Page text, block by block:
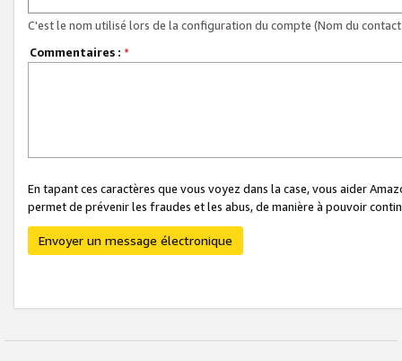
C'est le nom utilisé lors de la configuration du compte (Nom du
Commentaires : *
En tapant ces caractères que vous voyez dans la case, vous aider
permet de prévenir les fraudes et les abus, de manière à pouvoir
Envoyer un message électronique